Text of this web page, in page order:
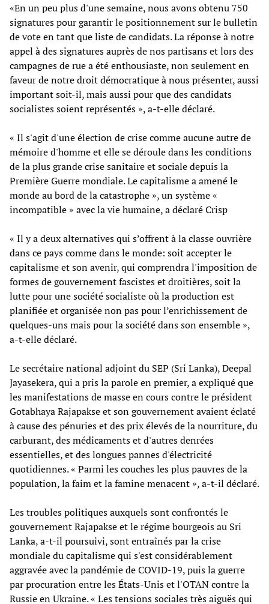
«En un peu plus d'une semaine, nous avons obtenu 750
signatures pour garantir le positionnement sur le bulletin
de vote en tant que liste de candidats. La réponse à notre
appel à des signatures auprès de nos partisans et lors des
campagnes de rue a été enthousiaste, non seulement en
faveur de notre droit démocratique à nous présenter, aussi
important soit-il, mais aussi pour que des candidats
socialistes soient représentés », a-t-elle déclaré.
« Il s'agit d'une élection de crise comme aucune autre de
mémoire d'homme et elle se déroule dans les conditions
de la plus grande crise sanitaire et sociale depuis la
Première Guerre mondiale. Le capitalisme a amené le
monde au bord de la catastrophe », un système «
incompatible » avec la vie humaine, a déclaré Crisp
« Il y a deux alternatives qui s’offrent à la classe ouvrière
dans ce pays comme dans le monde: soit accepter le
capitalisme et son avenir, qui comprendra l'imposition de
formes de gouvernement fascistes et droitières, soit la
lutte pour une société socialiste où la production est
planifiée et organisée non pas pour l’enrichissement de
quelques-uns mais pour la société dans son ensemble »,
a-t-elle déclaré.
Le secrétaire national adjoint du SEP (Sri Lanka), Deepal
Jayasekera, qui a pris la parole en premier, a expliqué que
les manifestations de masse en cours contre le président
Gotabhaya Rajapakse et son gouvernement avaient éclaté
à cause des pénuries et des prix élevés de la nourriture, du
carburant, des médicaments et d'autres denrées
essentielles, et des longues pannes d'électricité
quotidiennes. « Parmi les couches les plus pauvres de la
population, la faim et la famine menacent », a-t-il déclaré.
Les troubles politiques auxquels sont confrontés le
gouvernement Rajapakse et le régime bourgeois au Sri
Lanka, a-t-il poursuivi, sont entraînés par la crise
mondiale du capitalisme qui s'est considérablement
aggravée avec la pandémie de COVID-19, puis la guerre
par procuration entre les États-Unis et l'OTAN contre la
Russie en Ukraine. « Les tensions sociales très aiguës qui